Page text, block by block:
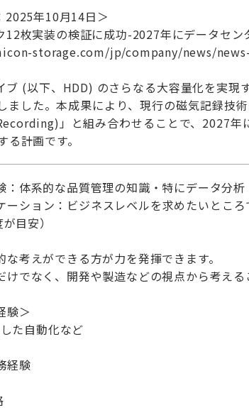
2025年10月14日＞
12枚実装の検証に成功-2027年にデータセ
storage.com/jp/company/news/
ブ (以下、HDD) のさらなる大容量化を実
ました。本成果により、現行の磁気記録
」と組み合わせることで、2027
計画です。
：体系的な品質管理の知識・特にデータ分
ーション：ビジネスレベルを求めたいとこ
目安）
考えができる方が力を発揮できます。
でなく、開発や製造などの視点から考える
験＞
た自動化など
経験